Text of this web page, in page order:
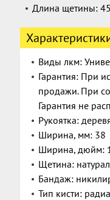
Длина щетины:
Виды лкм:
Гарантия: При
продажи. При
Гарантия не
Рукоятка:
Ширина, мм: 38
Ширина, дюйм:
Щетина:
Бандаж:
Тип кисти: